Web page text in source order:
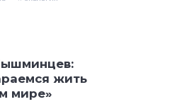
жить
мире»